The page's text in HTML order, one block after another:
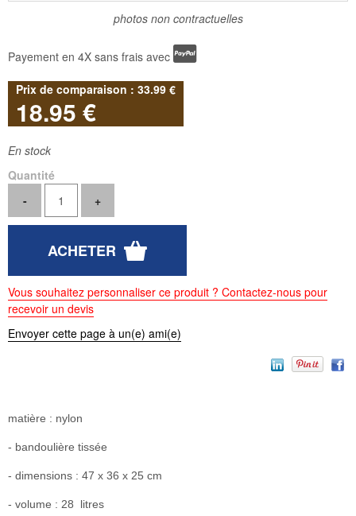
photos non contractuelles
Payement en 4X sans frais avec
33.99 €
18.95 €
En stock
Quantité
Vous souhaitez personnaliser ce produit ? Contactez-nous pour
recevoir un devis
Envoyer cette page à un(e) ami(e)
matière : nylon
- bandoulière tissée
- dimensions : 47 x 36 x 25 cm
- volume : 28 litres